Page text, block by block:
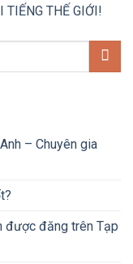
TIẾNG THẾ GIỚI!
– Chuyên gia
được đăng trên Tạp